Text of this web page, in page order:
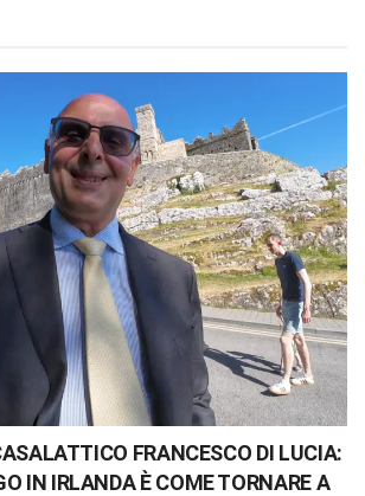
FRANCESCO DI LUCIA:
IN IRLANDA È COME TORNARE A